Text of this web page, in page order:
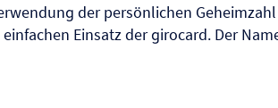
der persönlichen
Einsatz der girocard. Der